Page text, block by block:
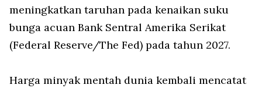
meningkatkan taruhan pada kenaikan suku
bunga acuan Bank Sentral Amerika Serikat
(Federal Reserve/The Fed) pada tahun 2027.
Harga minyak mentah dunia kembali mencatat